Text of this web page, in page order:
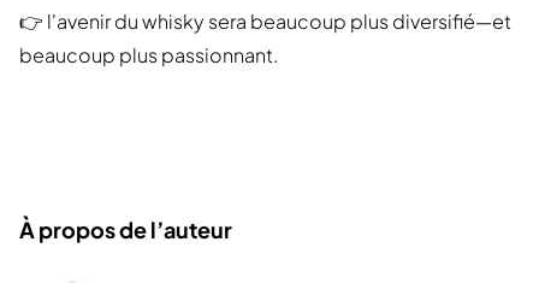
👉 l'avenir du whisky sera beaucoup plus diversifié—et
beaucoup plus passionnant.
À propos de l’auteur